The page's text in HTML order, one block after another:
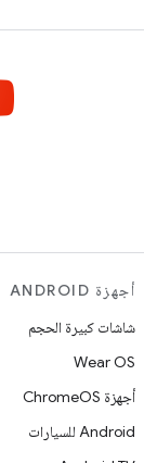
أجهزة ANDROID
شاشات كبيرة الحجم
Wear OS
أجهزة ChromeOS
Android للسيارات